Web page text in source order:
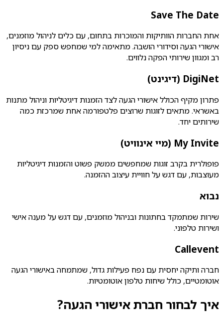
Save The Date
אחת החברות הוותיקות והמוכרות בתחום, עם כלים לניהול מוזמנים,
אישורי הגעה וסידורי הושבה. מתאימה למי שמחפש ספק עם ניסיון
רב ומגוון שירותי הפקה נלווים.
DigiNet (דיגינט)
פתרון מקיף הכולל אישורי הגעה לצד הזמנות דיגיטליות וניהול מתנות
באשראי. מתאים לזוגות שרוצים פלטפורמה אחת שמרכזת כמה
שירותים יחד.
My Invite (מיי אינוויט)
פופולרית בקרב זוגות שמחפשים ממשק פשוט והזמנות דיגיטליות
מעוצבות, עם דגש על חוויית עיצוב ההזמנה.
נבוא
שירות שמתמקד בחתונות ובניהול מוזמנים, עם דגש על מענה אישי
ושירות טלפוני.
Callevent
חברה ותיקה יחסית עם נפח פעילות גדול, שמתמחה באישורי הגעה
אוטומטיים, כולל שיחות טלפון אוטומטיות.
איך לבחור חברת אישורי הגעה?